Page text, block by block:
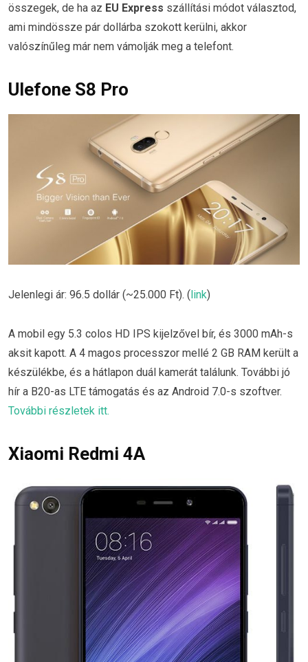
összegek, de ha az EU Express szállítási módot választod,
ami mindössze pár dollárba szokott kerülni, akkor
valószínűleg már nem vámolják meg a telefont.
Ulefone S8 Pro
Jelenlegi ár: 96.5 dollár (~25.000 Ft). (link)
A mobil egy 5.3 colos HD IPS kijelzővel bír, és 3000 mAh-s
aksit kapott. A 4 magos processzor mellé 2 GB RAM került a
készülékbe, és a hátlapon duál kamerát találunk. További jó
hír a B20-as LTE támogatás és az Android 7.0-s szoftver.
További részletek itt.
Xiaomi Redmi 4A